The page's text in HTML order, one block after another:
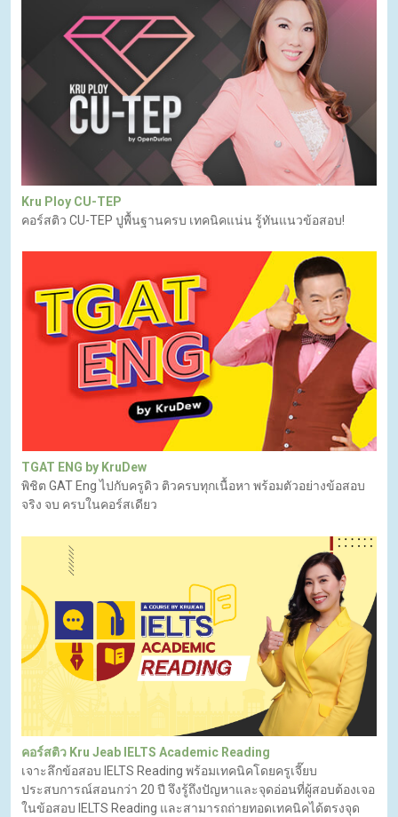
Kru Ploy CU-TEP
คอร์สติว CU-TEP ปูพื้นฐานครบ เทคนิคแน่น รู้ทันแนวข้อสอบ!
TGAT ENG by KruDew
พิชิต GAT Eng ไปกับครูดิว ติวครบทุกเนื้อหา พร้อมตัวอย่างข้อสอบ
จริง จบ ครบในคอร์สเดียว
คอร์สติว Kru Jeab IELTS Academic Reading
เจาะลึกข้อสอบ IELTS Reading พร้อมเทคนิคโดยครูเจี๊ยบ
ประสบการณ์สอนกว่า 20 ปี จึงรู้ถึงปัญหาและจุดอ่อนที่ผู้สอบต้องเจอ
ในข้อสอบ IELTS Reading และสามารถถ่ายทอดเทคนิคได้ตรงจุด